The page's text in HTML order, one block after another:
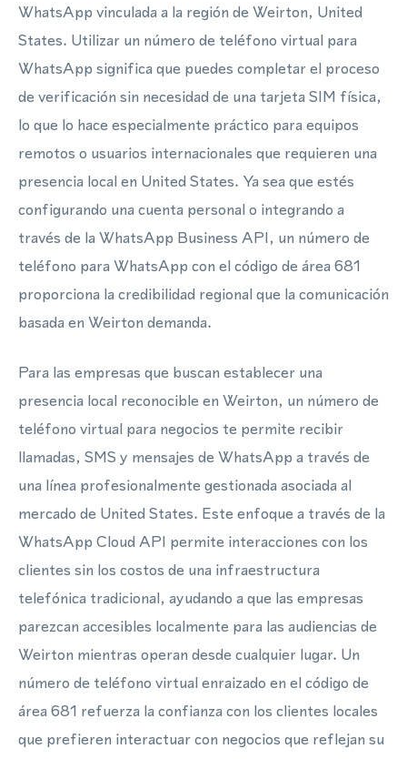
WhatsApp vinculada a la región de Weirton, United
States. Utilizar un número de teléfono virtual para
WhatsApp significa que puedes completar el proceso
de verificación sin necesidad de una tarjeta SIM física,
lo que lo hace especialmente práctico para equipos
remotos o usuarios internacionales que requieren una
presencia local en United States. Ya sea que estés
configurando una cuenta personal o integrando a
través de la WhatsApp Business API, un número de
teléfono para WhatsApp con el código de área 681
proporciona la credibilidad regional que la comunicación
basada en Weirton demanda.
Para las empresas que buscan establecer una
presencia local reconocible en Weirton, un número de
teléfono virtual para negocios te permite recibir
llamadas, SMS y mensajes de WhatsApp a través de
una línea profesionalmente gestionada asociada al
mercado de United States. Este enfoque a través de la
WhatsApp Cloud API permite interacciones con los
clientes sin los costos de una infraestructura
telefónica tradicional, ayudando a que las empresas
parezcan accesibles localmente para las audiencias de
Weirton mientras operan desde cualquier lugar. Un
número de teléfono virtual enraizado en el código de
área 681 refuerza la confianza con los clientes locales
que prefieren interactuar con negocios que reflejan su